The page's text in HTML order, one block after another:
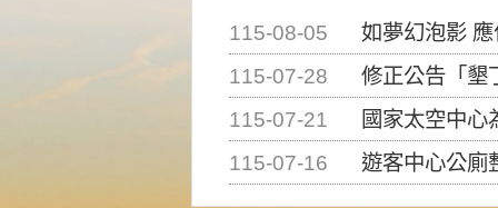
115-08-05
如夢幻泡影
115-07-28
修正公告「墾丁國家公
115-07-21
國家太空中心為辦理
115-07-16
遊客中心公廁